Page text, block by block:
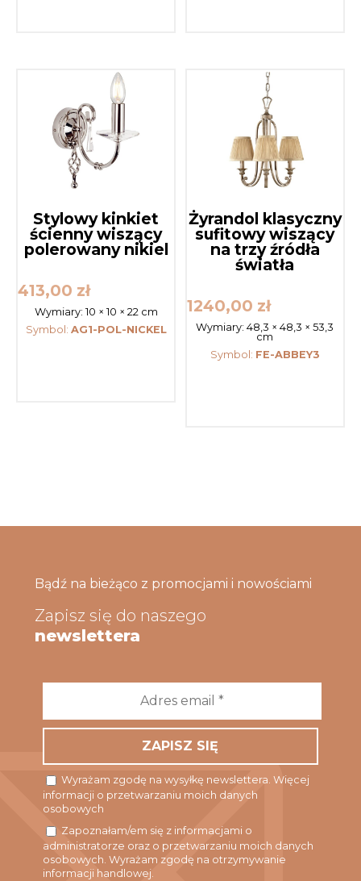
Stylowy kinkiet
ścienny wiszący
polerowany nikiel
413,00 zł
Wymiary: 10 × 10 × 22 cm
Symbol: AG1-POL-NICKEL
Żyrandol klasyczny
sufitowy wiszący
na trzy źródła
światła
1240,00 zł
Wymiary:48,3 × 48,3 × 53,3
cm
Symbol: FE-ABBEY3
Bądź na bieżąco z promocjami i nowościami
Zapisz się do naszego
newslettera
*
Wyrażam zgodę na wysyłkę newslettera. Więcej
informacji o przetwarzaniu moich danych
osobowych
Zapoznałam/em się z informacjami o
administratorze oraz o przetwarzaniu moich danych
osobowych. Wyrażam zgodę na otrzymywanie
informacji handlowej.